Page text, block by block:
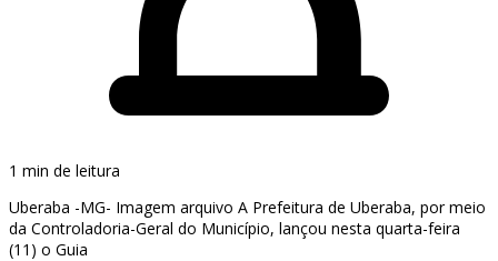
1 min de leitura
Uberaba -MG- Imagem arquivo A Prefeitura de Uberaba, por meio
da Controladoria-Geral do Município, lançou nesta quarta-feira
(11) o Guia